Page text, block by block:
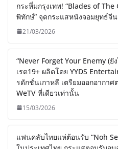
กระหึ่มกรุงเทพ! “Blades of
พิทักษ์” จุดกระแสหนังจอมยุทธ์
21/03/2026
“Never Forget Your Enemy (ยั
เรต19+ ผลิตโดย YYDS
รดักชั่นเกาหลี เตรียมออกอากา
WeTV ที่เดียวเท่านั้น
15/03/2026
แฟนคลับไทยแห่ต้อนรับ “Noh